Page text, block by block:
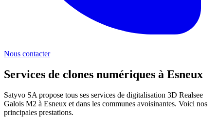
Nous contacter
Services de clones numériques à Esneux
Satyvo SA propose tous ses services de digitalisation 3D Realsee
Galois M2 à Esneux et dans les communes avoisinantes. Voici nos
principales prestations.